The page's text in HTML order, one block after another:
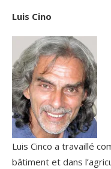
Luis Cino
Luis Cinco a travaillé
bâtiment et dans